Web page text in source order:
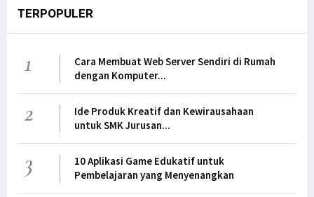
TERPOPULER
1
Cara Membuat Web Server Sendiri di Rumah
dengan Komputer...
2
Ide Produk Kreatif dan Kewirausahaan
untuk SMK Jurusan...
3
10 Aplikasi Game Edukatif untuk
Pembelajaran yang Menyenangkan